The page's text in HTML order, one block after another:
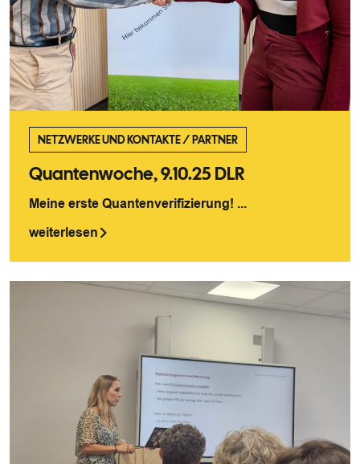
NETZWERKE UND KONTAKTE/PARTNER
Quantenwoche, 9.10.25 DLR
Meine erste Quantenverifizierung! ...
weiterlesen